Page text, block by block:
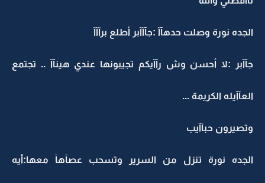
الجده نورة وصلت حدهآآ :جآآآبر أطلع برآآآ
جآآبر :لا أحسن وش رآآيكم تجيبونها عندي هينآآ .. تجتمع
العآآيله الكريمة ...
وتصيرون حبآآيب
الجده نورة تنزل من السرير وتسحب عصآهآ معها:أيه